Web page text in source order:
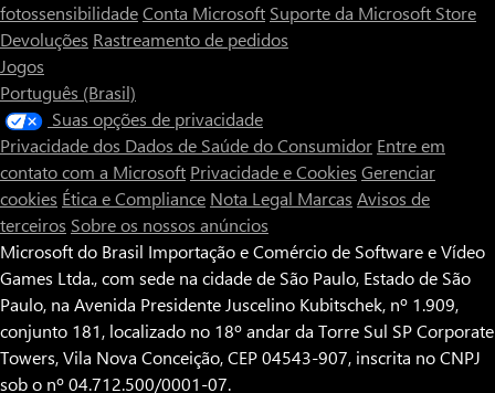
fotossensibilidadeConta Microsoft Suporte da Microsoft Store
Devoluções Rastreamento de pedidos
Jogos
Português (Brasil)
Suas opções de privacidade
Privacidade dos Dados de Saúde do Consumidor Entre em
contato com a Microsoft Privacidade e Cookies Gerenciar
cookies Ética e Compliance Nota Legal Marcas Avisos de
terceiros Sobre os nossos anúncios
Microsoft do Brasil Importação e Comércio de Software e Vídeo
Games Ltda., com sede na cidade de São Paulo, Estado de São
Paulo, na Avenida Presidente Juscelino Kubitschek, nº 1.909,
conjunto 181, localizado no 18º andar da Torre Sul SP Corporate
Towers, Vila Nova Conceição, CEP 04543-907, inscrita no CNPJ
sob o nº 04.712.500/0001-07.